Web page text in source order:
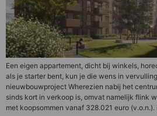
Een eigen appartement, dicht bij winkels,
als je starter bent, kun je die wens in
nieuwbouwproject Wherezien nabij het
sinds kort in verkoop is, omvat namelijk flink
met koopsommen vanaf 328.021 euro